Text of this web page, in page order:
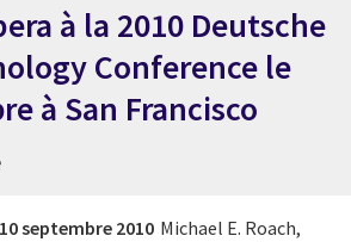
à la 2010 Deutsche
Conference le
à San Francisco
10 septembre 2010 Michael E. Roach,